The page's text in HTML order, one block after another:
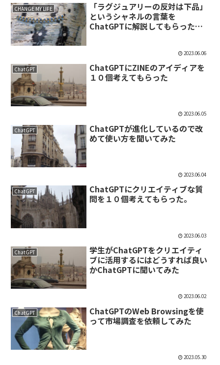
CHANGE MY LIFE
「ラグジュアリーの反対は下品」
というシャネルの言葉を
ChatGPTに解説してもらった結
2023.06.06
ChatGPT
ChatGPTにZINEのアイディアを
１０個考えてもらった
2023.06.05
ChatGPT
ChatGPTが進化しているので改
めて使い方を聞いてみた
2023.06.04
ChatGPT
ChatGPTにクリエイティブな質
問を１０個考えてもらった。
2023.06.03
ChatGPT
学生がChatGPTをクリエイティ
ブに活用するにはどうすれば良い
かChatGPTに聞いてみた
2023.06.02
ChatGPT
ChatGPTのWeb Browsingを使
って市場調査を依頼してみた
2023.05.30